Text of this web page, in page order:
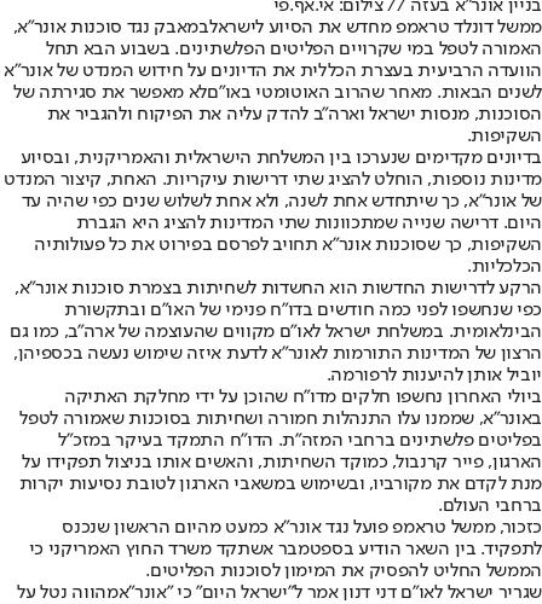
בניין אונר"א בעזה // צילום: אי.אף.פי
ממשל דונלד טראמפ מחדש את הסיוע לישראלבמאבק נגד סוכנות אונר"א,
האמורה לטפל במי שקרויים הפליטים הפלשתינים. בשבוע הבא תחל
הוועדה הרביעית בעצרת הכללית את הדיונים על חידוש המנדט של אונר"א
לשנים הבאות. מאחר שהרוב האוטומטי באו"םלא מאפשר את סגירתה של
הסוכנות, מנסות ישראל וארה"ב להדק עליה את הפיקוח ולהגביר את
השקיפות.
בדיונים מקדימים שנערכו בין המשלחת הישראלית והאמריקנית, ובסיוע
מדינות נוספות, הוחלט להציג שתי דרישות עיקריות. האחת, קיצור המנדט
של אונר"א, כך שיתחדש אחת לשנה, ולא אחת לשלוש שנים כפי שהיה עד
היום. דרישה שנייה שמתכוונות שתי המדינות להציג היא הגברת
השקיפות, כך שסוכנות אונר"א תחויב לפרסם בפירוט את כל פעולותיה
הכלכליות.
הרקע לדרישות החדשות הוא החשדות לשחיתות בצמרת סוכנות אונר"א,
כפי שנחשפו לפני כמה חודשים בדו"ח פנימי של האו"ם ובתקשורת
הבינלאומית. במשלחת ישראל לאו"ם מקווים שהעוצמה של ארה"ב, כמו גם
הרצון של המדינות התורמות לאונר"א לדעת איזה שימוש נעשה בכספיהן,
יוביל אותן להיענות לרפורמה.
ביולי האחרון נחשפו חלקים מדו"ח שהוכן על ידי מחלקת האתיקה
באונר"א, שממנו עלו התנהלות חמורה ושחיתות בסוכנות שאמורה לטפל
בפליטים פלשתינים ברחבי המזה"ת. הדו"ח התמקד בעיקר במזכ"ל
הארגון, פייר קרנבול, כמוקד השחיתות, והאשים אותו בניצול תפקידו על
מנת לקדם את מקורביו, ובשימוש במשאבי הארגון לטובת נסיעות יקרות
ברחבי העולם.
כזכור, ממשל טראמפ פועל נגד אונר"א כמעט מהיום הראשון שנכנס
לתפקיד. בין השאר הודיע בספטמבר אשתקד משרד החוץ האמריקני כי
הממשל החליט להפסיק את המימון לסוכנות הפליטים.
שגריר ישראל לאו"ם דני דנון אמר ל"ישראל היום" כי "אונר"אמהווה נטל על